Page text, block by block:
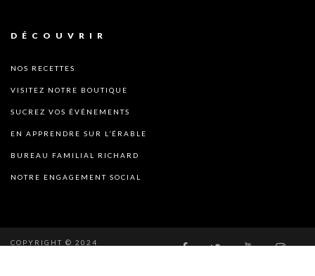
DÉCOUVRIR
NOS RECETTES
VISITEZ NOTRE BOUTIQUE
SUCREZ VOS ÉVÉNEMENTS
EN APPRENDRE SUR L’ÉRABLE
BUREAU FAMILIAL RICHARD
NOTRE ENGAGEMENT SOCIAL
COPYRIGHT © 2024